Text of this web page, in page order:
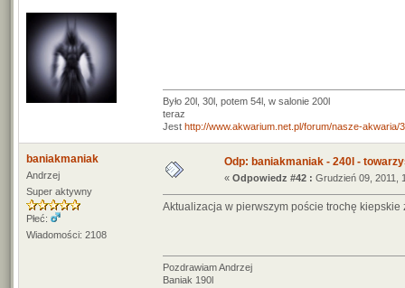
Było 20l, 30l, potem 54l, w salonie 200l
teraz
Jest http://www.akwarium.net.pl/forum/nasze-
baniakmaniak
Andrzej
Super aktywny
Płeć:
Wiadomości: 2108
Odp: baniakmaniak - 240l -
« Odpowiedz #42 : Grudzień 09, 2011,
Aktualizacja w pierwszym poście trochę
Pozdrawiam Andrzej
Baniak 190l